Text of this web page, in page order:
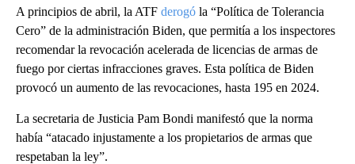
A principios de abril, la ATF derogó la “Política de Tolerancia
Cero” de la administración Biden, que permitía a los inspectores
recomendar la revocación acelerada de licencias de armas de
fuego por ciertas infracciones graves. Esta política de Biden
provocó un aumento de las revocaciones, hasta 195 en 2024.
La secretaria de Justicia Pam Bondi manifestó que la norma
había “atacado injustamente a los propietarios de armas que
respetaban la ley”.